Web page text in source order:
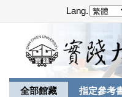
Lang.
全部館藏 指定參考